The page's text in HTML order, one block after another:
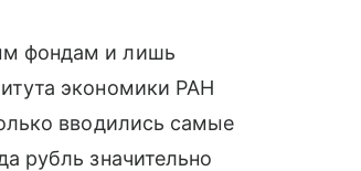
фондам и лишь
экономики РАН
вводились самые
рубль значительно